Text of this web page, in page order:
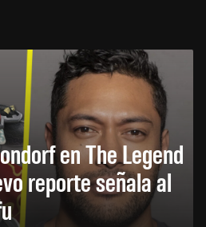
en The Legend
reporte señala al